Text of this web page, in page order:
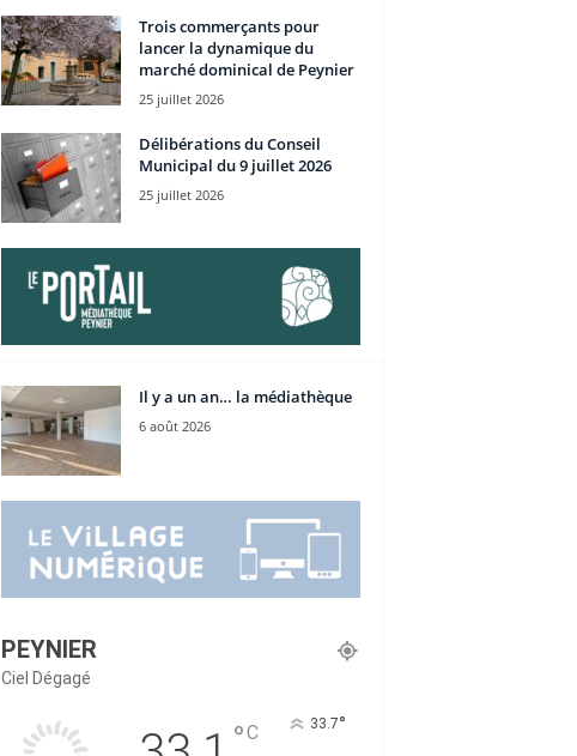
Trois commerçants pour
lancer la dynamique du
marché dominical de Peynier
25 juillet 2026
Délibérations du Conseil
Municipal du 9 juillet 2026
25 juillet 2026
Il y a un an… la médiathèque
6 août 2026
PEYNIER
Ciel Dégagé
°C 33.7°